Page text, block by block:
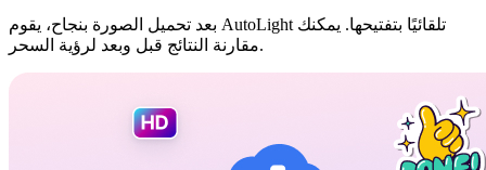
بعد تحميل الصورة بنجاح، يقوم AutoLight تلقائيًا بتفتيحها. يمكنك
مقارنة النتائج قبل وبعد لرؤية السحر.